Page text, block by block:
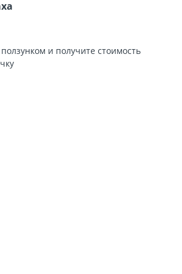
и получите стоимость